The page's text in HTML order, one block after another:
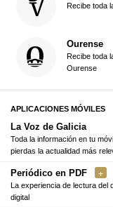
Recibe toda
Ourense
Recibe toda
Ourense
APLICACIONES MÓVILES
La Voz de Galicia
Toda la información en tu
pierdas la actualidad más
Periódico en PDF
La experiencia de lectura del
digital